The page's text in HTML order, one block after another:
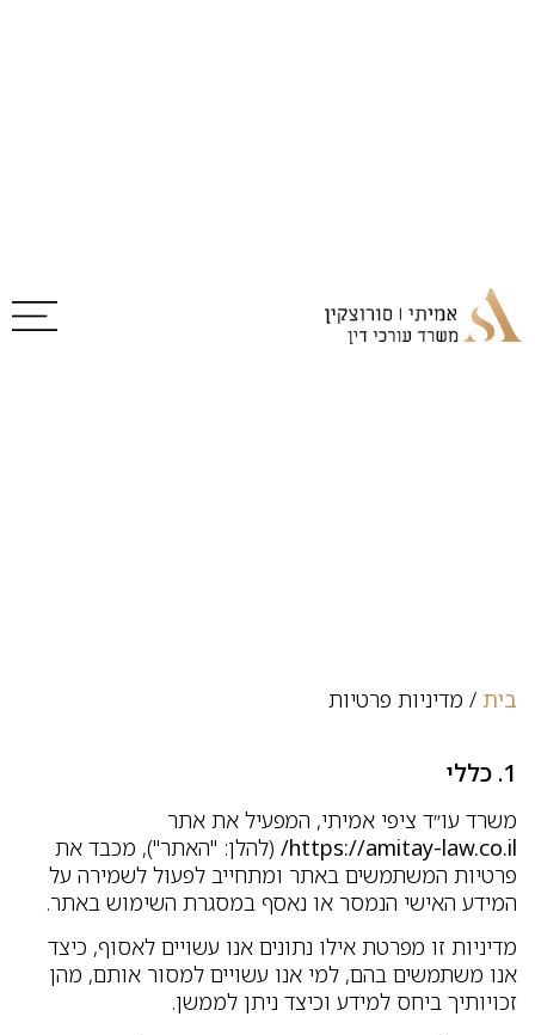
בית / מדיניות פרטיות
1. כללי
משרד עו״ד ציפי אמיתי, המפעיל את אתר
https://amitay-law.co.il/ (להלן: "האתר"), מכבד את
פרטיות המשתמשים באתר ומתחייב לפעול לשמירה על
המידע האישי הנמסר או נאסף במסגרת השימוש באתר.
מדיניות זו מפרטת אילו נתונים אנו עשויים לאסוף, כיצד
אנו משתמשים בהם, למי אנו עשויים למסור אותם, מהן
זכויותיך ביחס למידע וכיצד ניתן לממשן.